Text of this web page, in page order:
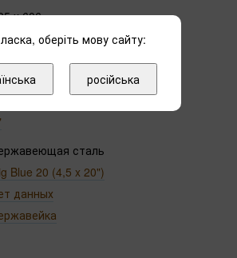
х 606
горячей воды
сталь
Blue 20 (4,5 x 20")
данных
оберіть мову сайту:
російська